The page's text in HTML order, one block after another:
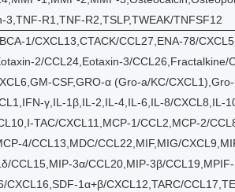
3,TNF-R1,TNF-R2,TSLP,TWEAK/TNFSF12
1/CXCL13,CTACK/CCL27,ENA-78/
2/CCL24,Eotaxin-3/CCL26,Fractalkine/
CSF,GRO-α (Gro-a/KC/
γ,IL-1β,IL-2,IL-4,IL-6,IL-8/CXCL8,IL-
TAC/CXCL11,MCP-1/CCL2,MCP-2/
4/CCL13,MDC/CCL22,MIF,MIG/
CCL15,MIP-3α/CCL20,MIP-3β/
CXCL16,SDF-1α+β/CXCL12,TARC/